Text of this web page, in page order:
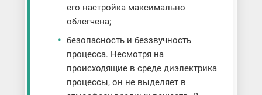
его настройка максимально
облегчена;
безопасность и беззвучность
процесса. Несмотря на
происходящие в среде диэлектрика
процессы, он не выделяет в